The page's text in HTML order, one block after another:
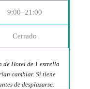
9:00–21:00
Cerrado
de Hotel de 1 estrella
cambiar. Si tiene
de desplazarse.